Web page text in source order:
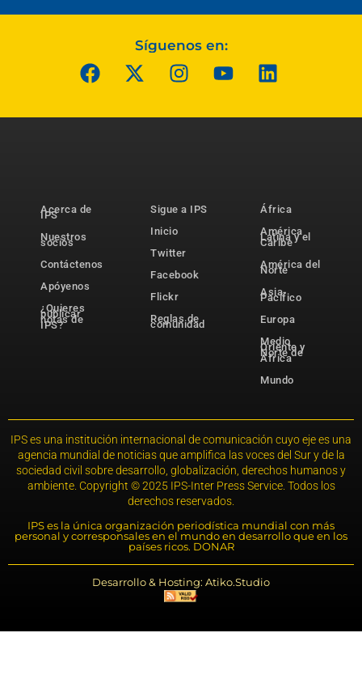
Síguenos en:
Acerca de
IPS
Nuestros
socios
Contáctenos
Apóyenos
¿Quieres
publicar
notas de
IPS?
Sigue a IPS
Inicio
Twitter
Facebook
Flickr
Reglas de
comunidad
África
América
Latina y el
Caribe
América del
Norte
Asia-
Pacífico
Europa
Medio
Oriente y
Norte de
África
Mundo
IPS es una institución internacional de comunicación cuyo eje es una
agencia mundial de noticias que amplifica las voces del Sur y de la
sociedad civil sobre desarrollo, globalización, derechos humanos y
ambiente. Copyright © 2025 IPS-Inter Press Service. Todos los
derechos reservados.
IPS es la única organización periodística mundial con más
personal y corresponsales en el mundo en desarrollo que en los
países ricos. DONAR
Desarrollo & Hosting: Atiko.Studio